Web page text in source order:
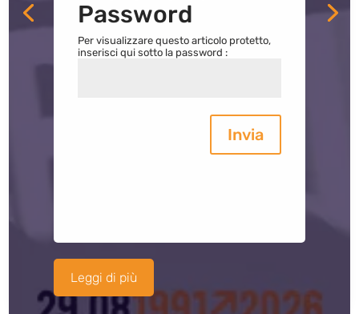
Password
Per visualizzare questo articolo protetto,
inserisci qui sotto la password :
Invia
Leggi di più